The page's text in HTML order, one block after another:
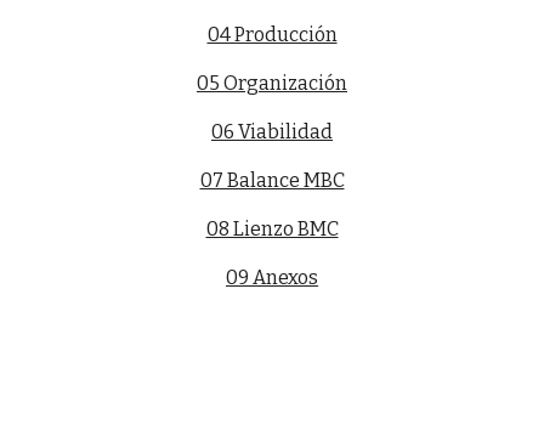
04 Producción
05 Organización
06 Viabilidad
07 Balance MBC
08 Lienzo BMC
09 Anexos